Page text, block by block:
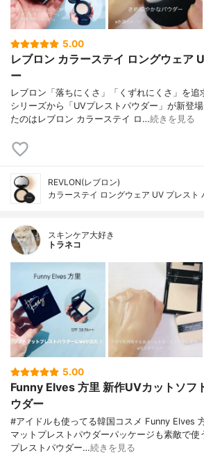
5.00
レブロン カラーステイ ロングウェア
ー
レブロン「落ちにくさ」「くずれにくさ」を追
シリーズから「UVプレストパウダー」が新登
たのはレブロン カラーステイ ロ…続きを見る
REVLON(レブロン)
カラーステイ ロングウェア UV プレスト
スキンケア大好き
トラネコ
5.00
Funny Elves 方里 新作UVカットソフ
ウダー
#アイドルも使ってる韓国コスメ Funny Elves
マットプレストパウダーパッケージも素敵で使
プレストパウダー…続きを見る